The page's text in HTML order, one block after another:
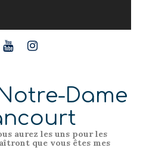
Dame
aurez les uns pour les
que vous êtes mes